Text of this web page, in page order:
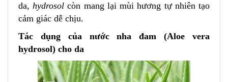
da,hydrosol còn mang lại mùi hương tự nhiên tạo
cảm giác dễ chịu.
Tác dụng của nước nha đam (Aloe vera
hydrosol) cho da